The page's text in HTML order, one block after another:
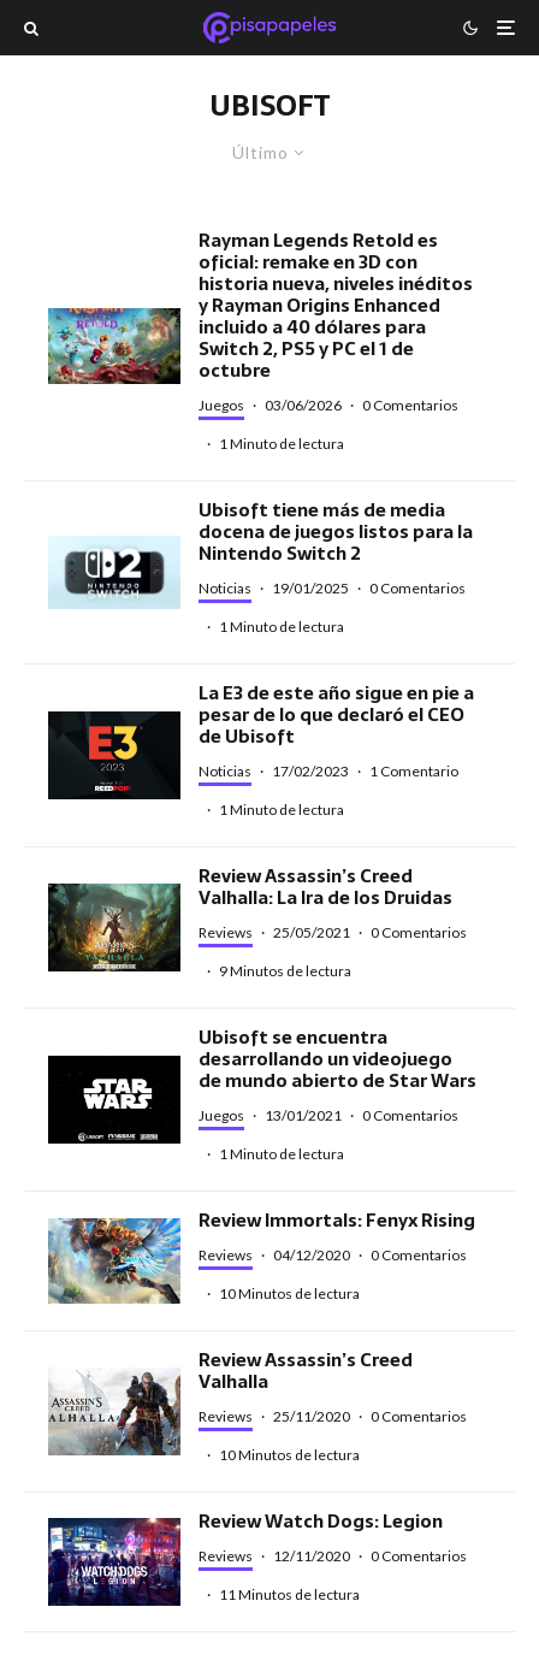
UBISOFT
Último
Rayman Legends Retold es
oficial: remake en 3D con
historia nueva, niveles inéditos
y Rayman Origins Enhanced
incluido a 40 dólares para
Switch 2, PS5 y PC el 1 de
octubre
Juegos · 03/06/2026 · 0 Comentarios
· 1 Minuto de lectura
Ubisoft tiene más de media
docena de juegos listos para la
Nintendo Switch 2
Noticias · 19/01/2025 · 0 Comentarios
· 1 Minuto de lectura
La E3 de este año sigue en pie a
pesar de lo que declaró el CEO
de Ubisoft
Noticias · 17/02/2023 · 1 Comentario
· 1 Minuto de lectura
Review Assassin’s Creed
Valhalla: La Ira de los Druidas
Reviews · 25/05/2021 · 0 Comentarios
· 9 Minutos de lectura
Ubisoft se encuentra
desarrollando un videojuego
de mundo abierto de Star Wars
Juegos · 13/01/2021 · 0 Comentarios
· 1 Minuto de lectura
Review Immortals: Fenyx Rising
Reviews · 04/12/2020 · 0 Comentarios
· 10 Minutos de lectura
Review Assassin’s Creed
Valhalla
Reviews · 25/11/2020 · 0 Comentarios
· 10 Minutos de lectura
Review Watch Dogs: Legion
Reviews · 12/11/2020 · 0 Comentarios
· 11 Minutos de lectura